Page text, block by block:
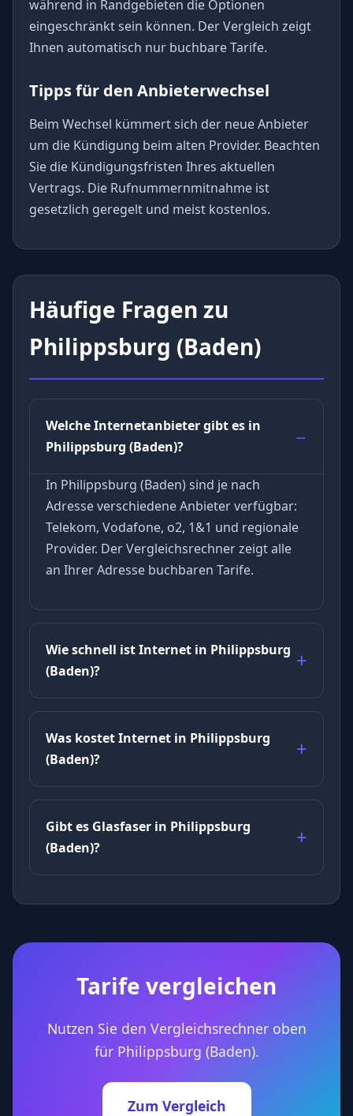
während in Randgebieten die Optionen
eingeschränkt sein können. Der Vergleich zeigt
Ihnen automatisch nur buchbare Tarife.
Tipps für den Anbieterwechsel
Beim Wechsel kümmert sich der neue Anbieter
um die Kündigung beim alten Provider. Beachten
Sie die Kündigungsfristen Ihres aktuellen
Vertrags. Die Rufnummernmitnahme ist
gesetzlich geregelt und meist kostenlos.
Häufige Fragen zu
Philippsburg (Baden)
Welche Internetanbieter gibt es in
Philippsburg (Baden)?
In Philippsburg (Baden) sind je nach
Adresse verschiedene Anbieter verfügbar:
Telekom, Vodafone, o2, 1&1 und regionale
Provider. Der Vergleichsrechner zeigt alle
an Ihrer Adresse buchbaren Tarife.
Wie schnell ist Internet in Philippsburg
(Baden)?
Was kostet Internet in Philippsburg
(Baden)?
Gibt es Glasfaser in Philippsburg
(Baden)?
Tarife vergleichen
Nutzen Sie den Vergleichsrechner oben
für Philippsburg (Baden).
Zum Vergleich